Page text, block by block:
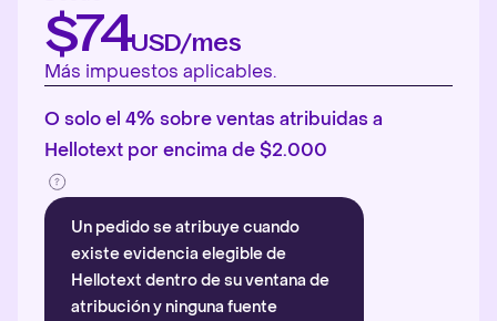
$74USD/mes
Más impuestos aplicables.
O solo el 4% sobre ventas atribuidas a
Hellotext por encima de $2.000
Un pedido se atribuye cuando
existe evidencia elegible de
Hellotext dentro de su ventana de
atribución y ninguna fuente